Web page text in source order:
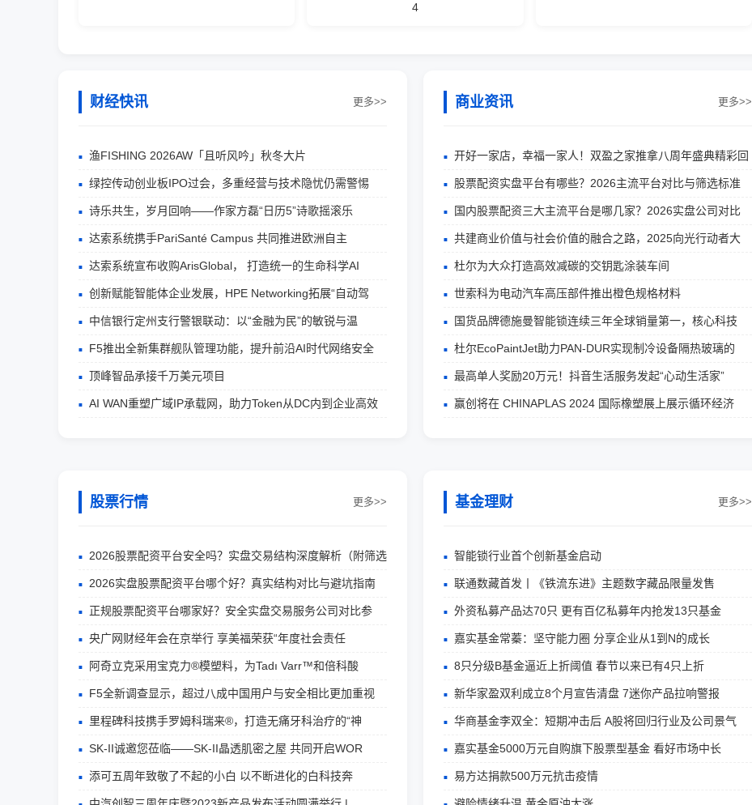
4
财经快讯 更多>>
渔FISHING 2026AW「且听风吟」秋冬大片
绿控传动创业板IPO过会，多重经营与技术隐忧仍需警惕
诗乐共生，岁月回响——作家方磊“日历5”诗歌摇滚乐
达索系统携手PariSanté Campus 共同推进欧洲自主
达索系统宣布收购ArisGlobal， 打造统一的生命科学AI
创新赋能智能体企业发展，HPE Networking拓展“自动驾
中信银行定州支行警银联动：以“金融为民”的敏锐与温
F5推出全新集群舰队管理功能，提升前沿AI时代网络安全
顶峰智品承接千万美元项目
AI WAN重塑广域IP承载网，助力Token从DC内到企业高效
商业资讯 更多>>
开好一家店，幸福一家人！双盈之家推拿八周年盛典精彩回
股票配资实盘平台有哪些？2026主流平台对比与筛选标准
国内股票配资三大主流平台是哪几家？2026实盘公司对比
共建商业价值与社会价值的融合之路，2025向光行动者大
杜尔为大众打造高效减碳的交钥匙涂装车间
世索科为电动汽车高压部件推出橙色规格材料
国货品牌德施曼智能锁连续三年全球销量第一，核心科技
杜尔EcoPaintJet助力PAN-DUR实现制冷设备隔热玻璃的
最高单人奖励20万元！抖音生活服务发起“心动生活家”
赢创将在 CHINAPLAS 2024 国际橡塑展上展示循环经济
股票行情 更多>>
2026股票配资平台安全吗？实盘交易结构深度解析（附筛选
2026实盘股票配资平台哪个好？真实结构对比与避坑指南
正规股票配资平台哪家好？安全实盘交易服务公司对比参
央广网财经年会在京举行 享美福荣获“年度社会责任
阿奇立克采用宝克力®模塑料，为Tadı Varr™和倍科酸
F5全新调查显示，超过八成中国用户与安全相比更加重视
里程碑科技携手罗姆科瑞来®，打造无痛牙科治疗的“神
SK-II诚邀您莅临——SK-II晶透肌密之屋 共同开启WOR
添可五周年致敬了不起的小白 以不断进化的白科技奔
基金理财 更多>>
智能锁行业首个创新基金启动
联通数藏首发丨《铁流东进》主题数字藏品限量发售
外资私募产品达70只 更有百亿私募年内抢发13只基金
嘉实基金常蓁：坚守能力圈 分享企业从1到N的成长
8只分级B基金逼近上折阈值 春节以来已有4只上折
新华家盈双利成立8个月宣告清盘 7迷你产品拉响警报
华商基金李双全：短期冲击后 A股将回归行业及公司景气
嘉实基金5000万元自购旗下股票型基金 看好市场中长
易方达捐款500万元抗击疫情